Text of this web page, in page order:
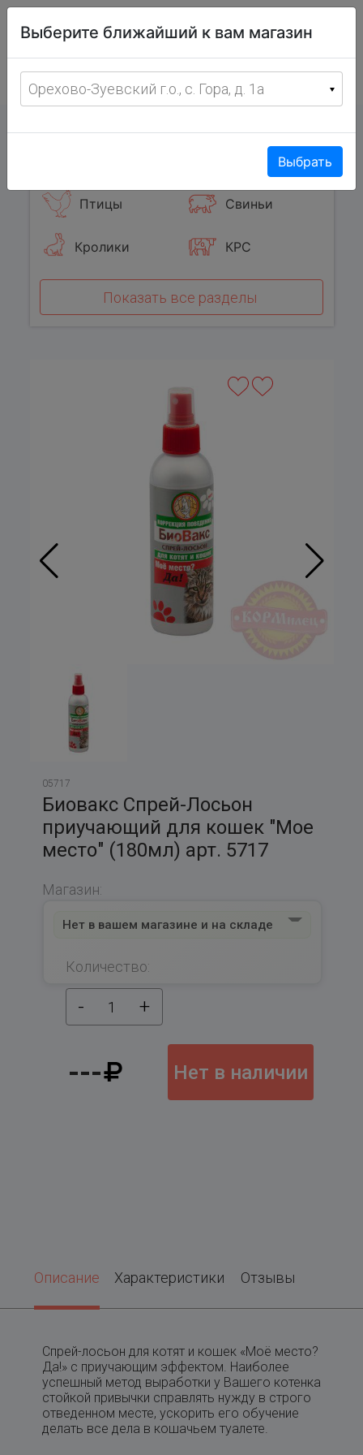
фермерских
товаров
с 8:00 до 19:00 ежедневно
Птицы Свиньи
Кролики КРС
Показать все разделы
05717
Биовакс Спрей-Лосьон
приучающий для кошек "Мое
место" (180мл) арт. 5717
Магазин:
Нет в вашем магазине и на складе
Количество:
- 1 +
--- Нет в наличии
Описание Характеристики Отзывы
Спрей-лосьон для котят и кошек «Моё место?
Да!» с приучающим эффектом. Наиболее
успешный метод выработки у Вашего котенка
стойкой привычки справлять нужду в строго
отведенном месте, ускорить его обучение
делать все дела в кошачьем туалете.
Выберите ближайший к вам магазин
Орехово-Зуевский г.о., с. Гора, д. 1а
Выбрать